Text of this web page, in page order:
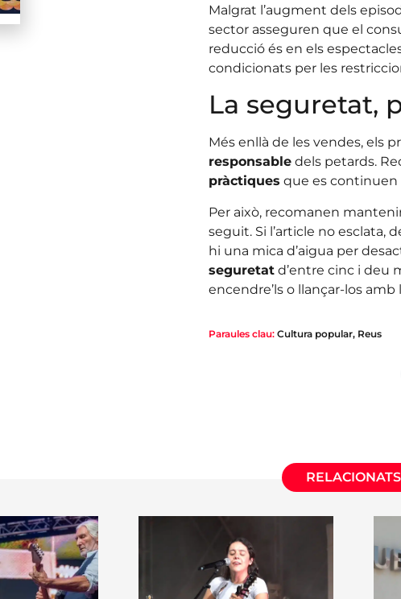
Malgrat l’augment dels
sector asseguren que el
reducció és en els
condicionats per les
La seguretat,
Més enllà de les vendes, els
responsabledels petards.
pràctiques que es continuen
Per això, recomanen
seguit. Si l’article no esclata,
hi una mica d’aigua per
seguretatd’entre cinc i deu
encendre’ls o llançar-los amb
Paraules clau: Cultura popular, Reus
RELACIONATS